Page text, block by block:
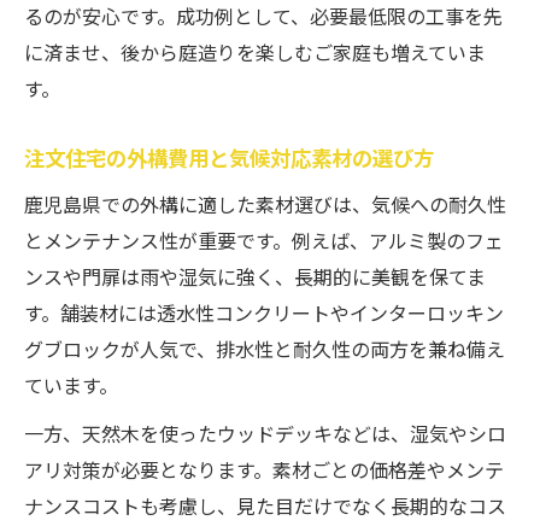
るのが安心です。成功例として、必要最低限の工事を先
に済ませ、後から庭造りを楽しむご家庭も増えていま
す。
注文住宅の外構費用と気候対応素材の選び方
鹿児島県での外構に適した素材選びは、気候への耐久性
とメンテナンス性が重要です。例えば、アルミ製のフェ
ンスや門扉は雨や湿気に強く、長期的に美観を保てま
す。舗装材には透水性コンクリートやインターロッキン
グブロックが人気で、排水性と耐久性の両方を兼ね備え
ています。
一方、天然木を使ったウッドデッキなどは、湿気やシロ
アリ対策が必要となります。素材ごとの価格差やメンテ
ナンスコストも考慮し、見た目だけでなく長期的なコス